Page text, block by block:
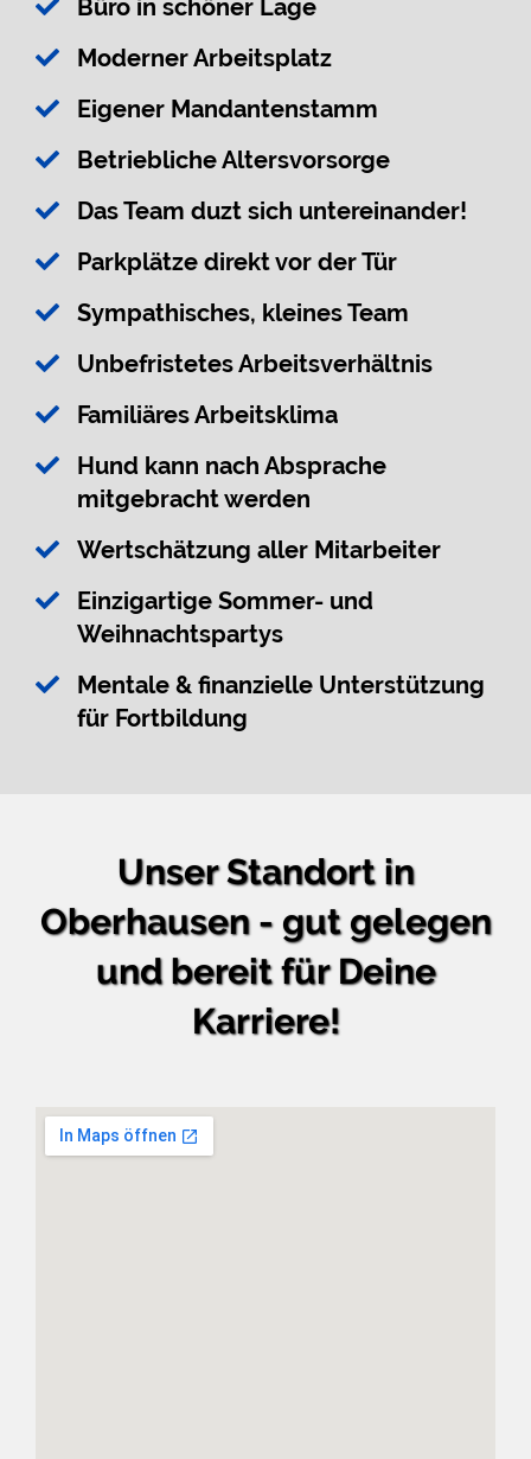
Büro in schöner Lage
Moderner Arbeitsplatz
Eigener Mandantenstamm
Betriebliche Altersvorsorge
Das Team duzt sich untereinander!
Parkplätze direkt vor der Tür
Sympathisches, kleines Team
Unbefristetes Arbeitsverhältnis
Familiäres Arbeitsklima
Hund kann nach Absprache
mitgebracht werden
Wertschätzung aller Mitarbeiter
Einzigartige Sommer- und
Weihnachtspartys
Mentale & finanzielle Unterstützung
für Fortbildung
Unser Standort in
Oberhausen - gut gelegen
und bereit für Deine
Karriere!